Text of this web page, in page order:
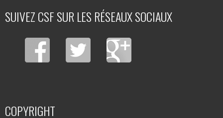
SUIVEZ CSF SUR LES RÉSEAUX SOCIAUX
COPYRIGHT